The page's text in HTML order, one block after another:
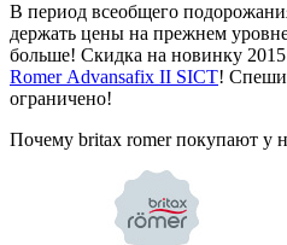
В период всеобщего
держать цены на прежнем
больше! Скидка на новинку 2015
Romer Advansafix II SICT!
ограничено!
Почему britax romer покупают у